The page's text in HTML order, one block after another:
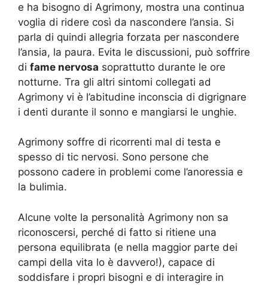
e ha bisogno di Agrimony, mostra una continua
voglia di ridere così da nascondere l’ansia. Si
parla di quindi allegria forzata per nascondere
l’ansia, la paura. Evita le discussioni, può soffrire
di fame nervosa soprattutto durante le ore
notturne. Tra gli altri sintomi collegati ad
Agrimony vi è l’abitudine inconscia di digrignare
i denti durante il sonno e mangiarsi le unghie.
Agrimony soffre di ricorrenti mal di testa e
spesso di tic nervosi. Sono persone che
possono cadere in problemi come l’anoressia e
la bulimia.
Alcune volte la personalità Agrimony non sa
riconoscersi, perché di fatto si ritiene una
persona equilibrata (e nella maggior parte dei
campi della vita lo è davvero!), capace di
soddisfare i propri bisogni e di interagire in